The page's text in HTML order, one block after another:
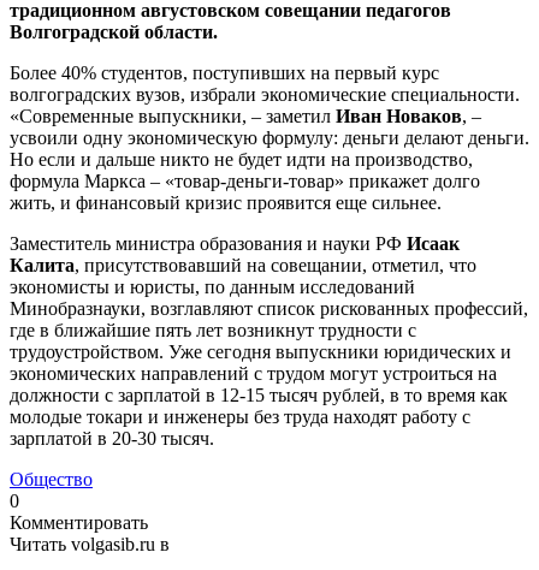
традиционном августовском совещании педагогов
Волгоградской области.
Более 40% студентов, поступивших на первый курс
волгоградских вузов, избрали экономические специальности.
«Современные выпускники, – заметил Иван Новаков, –
усвоили одну экономическую формулу: деньги делают деньги.
Но если и дальше никто не будет идти на производство,
формула Маркса – «товар-деньги-товар» прикажет долго
жить, и финансовый кризис проявится еще сильнее.
Заместитель министра образования и науки РФ Исаак
Калита, присутствовавший на совещании, отметил, что
экономисты и юристы, по данным исследований
Минобразнауки, возглавляют список рискованных профессий,
где в ближайшие пять лет возникнут трудности с
трудоустройством. Уже сегодня выпускники юридических и
экономических направлений с трудом могут устроиться на
должности с зарплатой в 12-15 тысяч рублей, в то время как
молодые токари и инженеры без труда находят работу с
зарплатой в 20-30 тысяч.
Общество
0
Комментировать
Читать volgasib.ru в